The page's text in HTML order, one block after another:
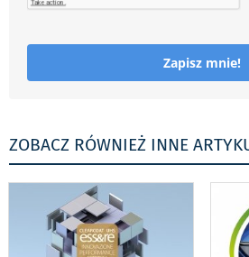
Zapisz mnie!
ZOBACZ RÓWNIEŻ INNE